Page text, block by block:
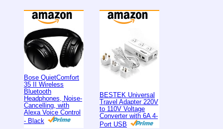
Bose QuietComfort
35 II Wireless
Bluetooth
Headphones, Noise-
Cancelling, with
Alexa Voice Control
- Black
BESTEK Universal
Travel Adapter 220V
to 110V Voltage
Converter with 6A 4-
Port USB